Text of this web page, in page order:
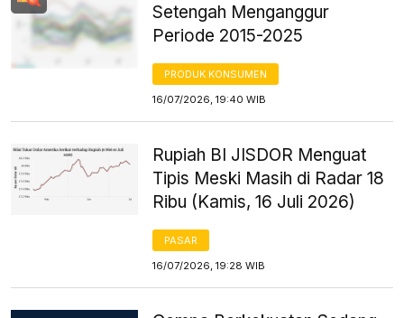
Setengah Menganggur
Periode 2015-2025
PRODUK KONSUMEN
16/07/2026, 19:40 WIB
Rupiah BI JISDOR Menguat
Tipis Meski Masih di Radar 18
Ribu (Kamis, 16 Juli 2026)
PASAR
16/07/2026, 19:28 WIB